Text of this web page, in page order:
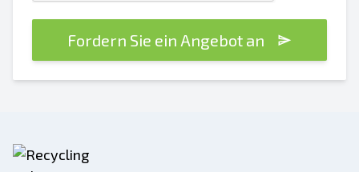
Fordern Sie ein Angebot an